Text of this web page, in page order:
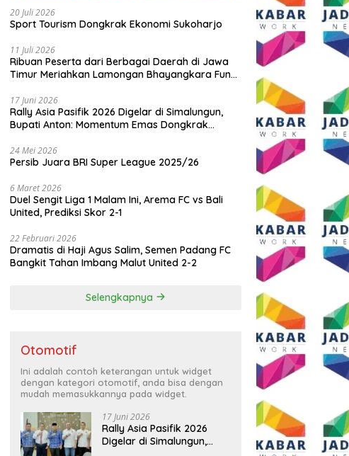
20 Juli 2026
Sport Tourism Dongkrak Ekonomi Sukoharjo
11 Juli 2026
Ribuan Peserta dari Berbagai Daerah di Jawa
Timur Meriahkan Lamongan Bhayangkara Fun
17 Juni 2026
Rally Asia Pasifik 2026 Digelar di Simalungun,
Bupati Anton: Momentum Emas Dongkrak
24 Mei 2026
Persib Juara BRI Super League 2025/26
6 Maret 2026
Duel Sengit Liga 1 Malam Ini, Arema FC vs Bali
United, Prediksi Skor 2-1
22 Februari 2026
Dramatis di Haji Agus Salim, Semen Padang FC
Bangkit Tahan Imbang Malut United 2-2
Selengkapnya
Otomotif
Ini adalah contoh keterangan untuk widget
dengan kategori otomotif, anda bisa dengan
mudah memasukkannya pada widget.
17 Juni 2026
Rally Asia Pasifik 2026
Digelar di Simalungun,